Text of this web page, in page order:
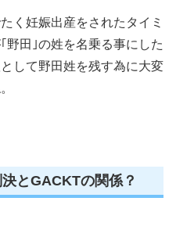
く妊娠出産をされたタイミ
野田｣の姓を名乗る事にした
して野田姓を残す為に大変
とGACKTの関係？